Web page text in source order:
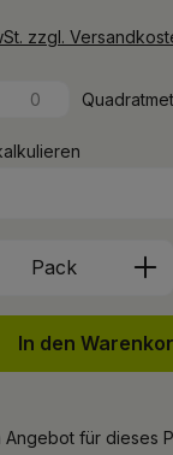
zzgl.
Anzahl:
Pack
In den
Angebot für dieses